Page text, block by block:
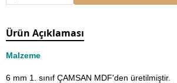
Ürün Açıklaması
Malzeme
6 mm 1. sınıf ÇAMSAN MDF'den üretilmiştir.